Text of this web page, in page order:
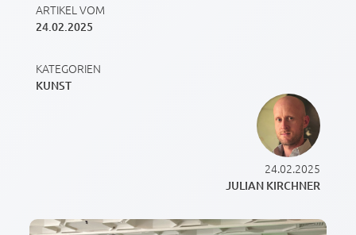
ARTIKEL VOM
24.02.2025
KATEGORIEN
KUNST
24.02.2025
JULIAN KIRCHNER